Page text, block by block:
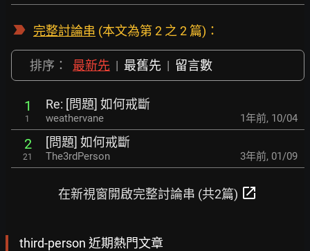
完整討論串 (本文為第 2 之 2 篇)：
排序： 最新先 | 最舊先 | 留言數
1
1
Re: [問題] 如何戒斷
weathervane 1年前, 10/04
2
21
[問題] 如何戒斷
The3rdPerson 3年前, 01/09
在新視窗開啟完整討論串 (共2篇) open_in_new
third-person 近期熱門文章